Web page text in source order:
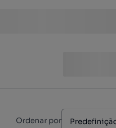
Ordenar por